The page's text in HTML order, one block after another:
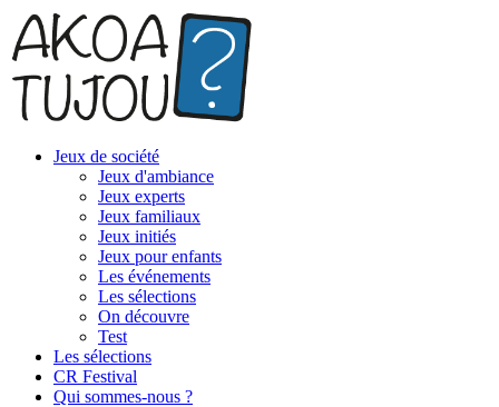
Jeux de société
Jeux d'ambiance
Jeux experts
Jeux familiaux
Jeux initiés
Jeux pour enfants
Les événements
Les sélections
On découvre
Test
Les sélections
CR Festival
Qui sommes-nous ?